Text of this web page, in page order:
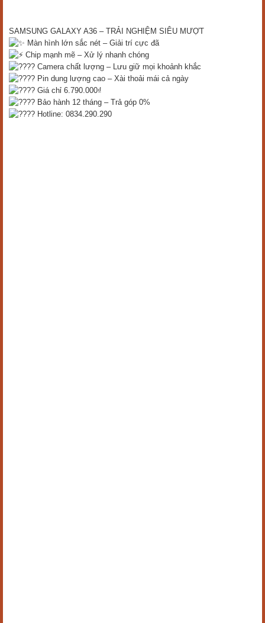
SAMSUNG GALAXY A36 – TRẢI NGHIỆM SIÊU MƯỢT
Màn hình lớn sắc nét – Giải trí cực đã
Chip mạnh mẽ – Xử lý nhanh chóng
Camera chất lượng – Lưu giữ mọi khoảnh khắc
Pin dung lượng cao – Xài thoải mái cả ngày
Giá chỉ 6.790.000₫
Bảo hành 12 tháng – Trả góp 0%
Hotline: 0834.290.290